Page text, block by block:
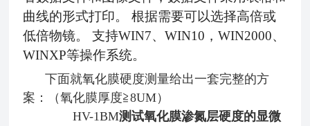
曲线的形式打印。 根据需要可以选择高倍或
低倍物镜。 支持WIN7、WIN10，WIN2000、
WINXP等操作系统。
下面就氧化膜硬度测量给出一套完整的方
案：（氧化膜厚度≧8UM）
HV-1BM测试氧化膜渗氮层硬度的显微